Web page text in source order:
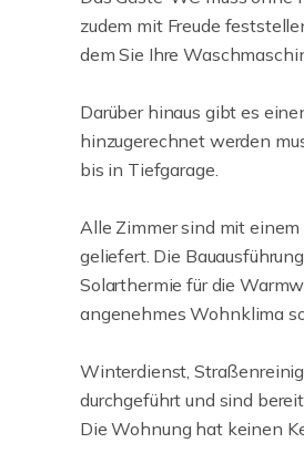
zudem mit Freude
dem Sie Ihre
Darüber hinaus gibt es
hinzugerechnet werden
bis in Tiefgarage.
Alle Zimmer sind mit
geliefert. Die
Solarthermie für die
angenehmes Wohnklima
Winterdienst,
durchgeführt und sind
Die Wohnung hat keinen